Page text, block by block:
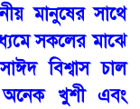
মানুষের সাথে
সকলের মাঝে
বিশ্বাস চাল
খুশী এবং